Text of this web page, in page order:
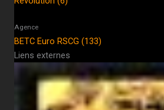
Agence
BETC Euro RSCG (133)
Liens externes